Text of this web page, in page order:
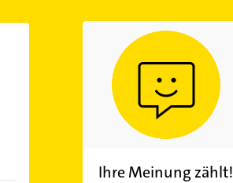
Ihre Meinung zählt!